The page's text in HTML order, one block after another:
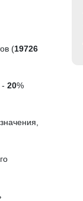
(19726
-20%